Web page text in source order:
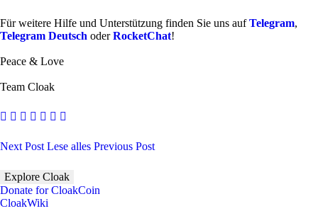
Für weitere Hilfe und Unterstützung finden Sie uns aufTelegram,
Telegram Deutsch oderRocketChat!
Peace & Love
Team Cloak
Next Post Lese alles Previous Post
Explore Cloak
Donate for CloakCoin
CloakWiki